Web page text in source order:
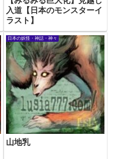
入道【日本のモンスターイ
ラスト】
日本の妖怪・神話・神々
山地乳